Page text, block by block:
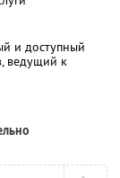
и доступный
ведущий к